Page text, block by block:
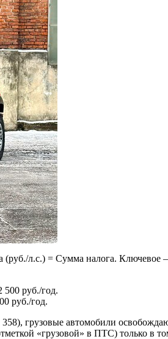
л.с.) = Сумма налога.
500 руб./год.
руб./год.
грузовые автомобили
«грузовой» в ПТС) только в